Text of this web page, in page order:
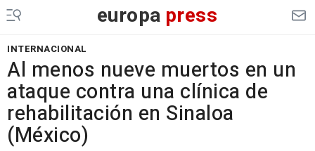
europa press
INTERNACIONAL
Al menos nueve muertos en un
ataque contra una clínica de
rehabilitación en Sinaloa
(México)